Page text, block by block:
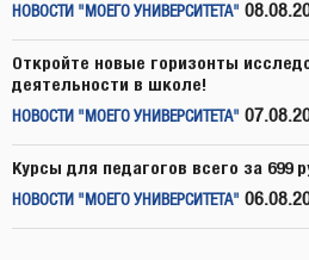
НОВОСТИ "МОЕГО УНИВЕРСИТЕТА"
Откройте новые горизонты
деятельности в школе!
НОВОСТИ "МОЕГО УНИВЕРСИТЕТА"
Курсы для педагогов всего за 699
НОВОСТИ "МОЕГО УНИВЕРСИТЕТА"